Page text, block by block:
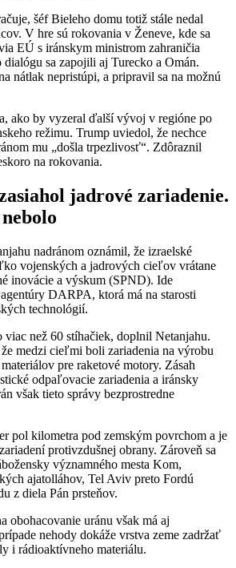
šéf Bieleho domu totiž stále nedal
V hre sú rokovania v Ženeve, kde sa
EÚ s iránskym ministrom zahraničia
sa zapojili aj Turecko a Omán.
nátlak nepristúpi, a pripravil sa na možnú
ako by vyzeral ďalší vývoj v regióne po
režimu. Trump uviedol, že nechce
mu „došla trpezlivosť“. Zdôraznil
na rokovania.
jadrové zariadenie.
nadránom oznámil, že izraelské
vojenských a jadrových cieľov vrátane
inovácie a výskum (SPND). Ide
DARPA, ktorá má na starosti
technológií.
viac než 60 stíhačiek, doplnil Netanjahu.
medzi cieľmi boli zariadenia na výrobu
pre raketové motory. Zásah
odpaľovacie zariadenia a iránsky
však tieto správy bezprostredne
pol kilometra pod zemským povrchom a je
protivzdušnej obrany. Zároveň sa
významného mesta Kom,
ajatolláhov, Tel Aviv preto Fordú
z diela Pán prsteňov.
obohacovanie uránu však má aj
nehody dokáže vrstva zeme zadržať
i rádioaktívneho materiálu.